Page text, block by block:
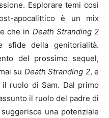
Esplorare temi così
apocalittico è un mix
che in Death Stranding 2
sfide della genitorialità.
del prossimo sequel,
su Death Stranding 2, e
ruolo di Sam. Dal primo
il ruolo del padre di
una potenziale